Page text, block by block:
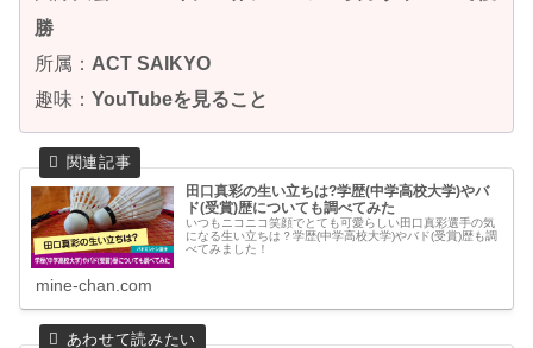
勝
所属： ACT SAIKYO
趣味： YouTubeを見ること
田口真彩の生い立ちは?学歴(中学高校大学)やバ
ド(受賞)歴についても調べてみた
いつもニコニコ笑顔でとても可愛らしい田口真彩選手の気
になる生い立ちは？学歴(中学高校大学)やバド(受賞)歴も調
べてみました！
mine-chan.com